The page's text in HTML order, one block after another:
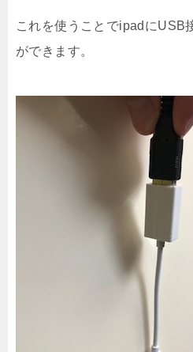
これを使うことでipadにUSB
ができます。